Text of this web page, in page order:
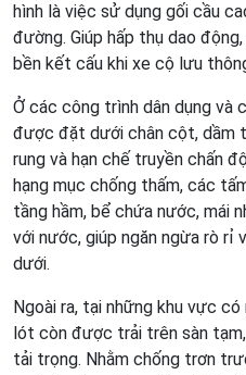
hình là việc sử dụng gối cầu
đường. Giúp hấp thụ dao
bền kết cấu khi xe cộ lưu
Ở các công trình dân dụng và
được đặt dưới chân cột, dầm
rung và hạn chế truyền chấn
hạng mục chống thấm, các
tầng hầm, bể chứa nước, mái
với nước, giúp ngăn ngừa rò rỉ
dưới.
Ngoài ra, tại những khu vực
lót còn được trải trên sàn
tải trọng. Nhằm chống trơn